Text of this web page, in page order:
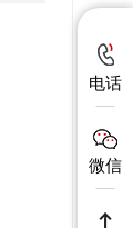
电话
微信